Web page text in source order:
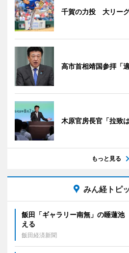
千賀の力投 大リー
高市首相靖国参拝「
木原官房長官「拉致
もっと見る
みん経トピ
飯田「ギャラリー南無」の睡蓮
える
飯田経済新聞